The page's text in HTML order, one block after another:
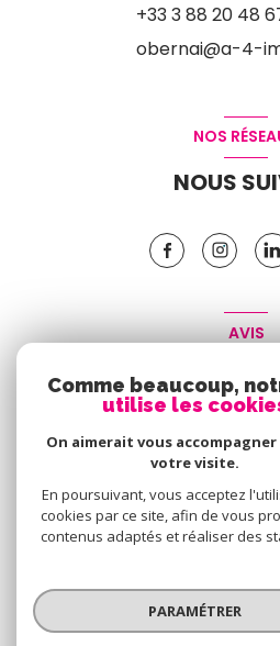
+33 3 88 20 48
obernai@a-4-
NOS
NOUS
AVIS
© 2026 | Tous
Nos honoraires
Nos
Comme beaucoup,
utilise les
On aimerait vous
votre visite.
En poursuivant, vous acceptez
cookies par ce site, afin de vous
contenus adaptés et réaliser des
PARAMÉTRER